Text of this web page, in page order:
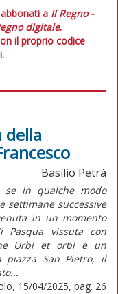
a Il Regno -
digitale.
il proprio codice
della
Basilio Petrà
se in qualche modo
settimane successive
in un momento
Pasqua vissuta con
Urbi et orbi e un
San Pietro, il
15/04/2025, pag. 26